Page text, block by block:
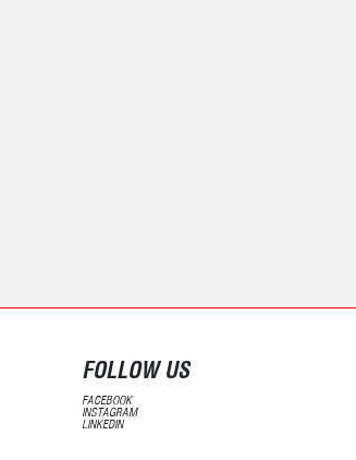
FOLLOW US
FACEBOOK
INSTAGRAM
LINKEDIN